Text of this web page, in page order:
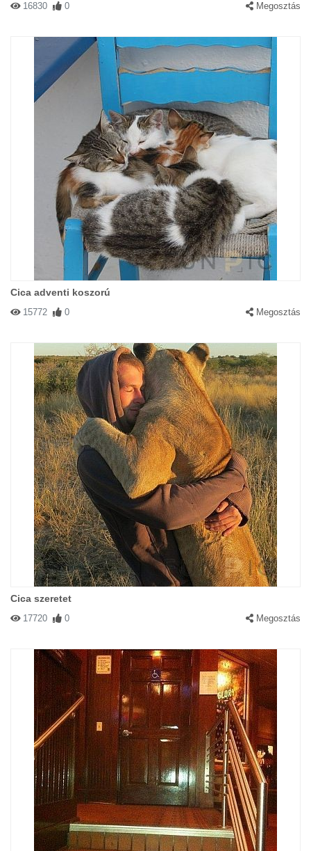
16830 0 Megosztás
Cica adventi koszorú
15772 0 Megosztás
Cica szeretet
17720 0 Megosztás